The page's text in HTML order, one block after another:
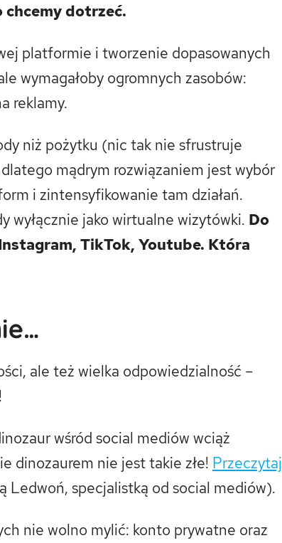
dotrzeć.
platformie i tworzenie dopasowanych
wymagałoby ogromnych zasobów:
reklamy.
niż pożytku (nic tak nie sfrustruje
mądrym rozwiązaniem jest wybór
i zintensyfikowanie tam działań.
wyłącznie jako wirtualne wizytówki. Do
TikTok, Youtube. Która
ale też wielka odpowiedzialność –
wśród social mediów wciąż
dinozaurem nie jest takie złe! Przeczytaj
Ledwoń, specjalistką od social mediów).
nie wolno mylić: konto prywatne oraz